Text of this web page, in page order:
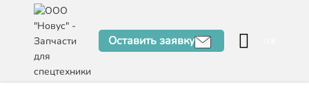
Оставить заявку